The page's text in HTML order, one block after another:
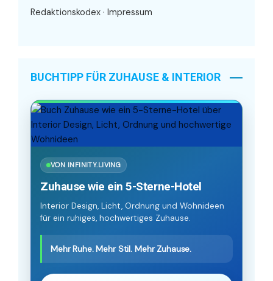
Redaktionskodex · Impressum
BUCHTIPP FÜR ZUHAUSE & INTERIOR
VON INFINITY.LIVING
Zuhause wie ein 5-Sterne-Hotel
Interior Design, Licht, Ordnung und Wohnideen
für ein ruhiges, hochwertiges Zuhause.
Mehr Ruhe. Mehr Stil. Mehr Zuhause.